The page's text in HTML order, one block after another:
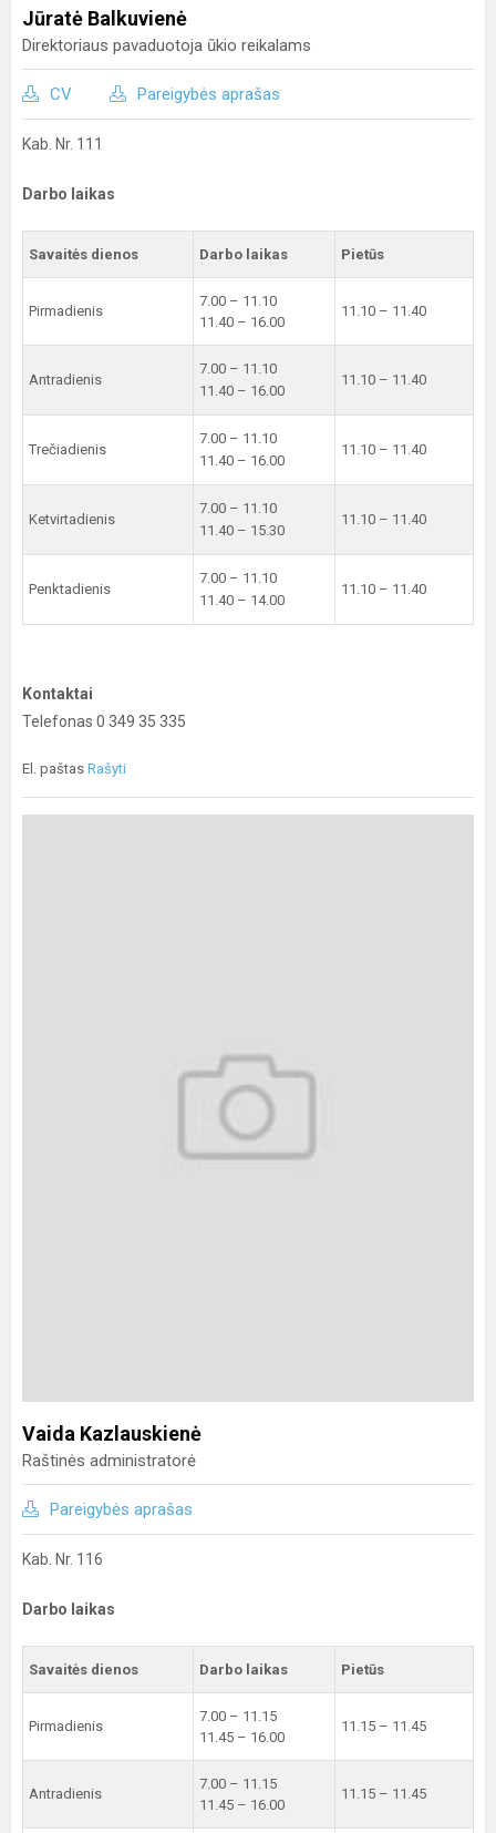
Jūratė Balkuvienė
Direktoriaus pavaduotoja ūkio reikalams
CV Pareigybės aprašas
Kab. Nr. 111
Darbo laikas
Savaitės dienos Darbo laikas Pietūs
Pirmadienis
7.00 – 11.10
11.40 – 16.00
11.10 – 11.40
Antradienis
7.00 – 11.10
11.40 – 16.00
11.10 – 11.40
Trečiadienis
7.00 – 11.10
11.40 – 16.00
11.10 – 11.40
Ketvirtadienis
7.00 – 11.10
11.40 – 15.30
11.10 – 11.40
Penktadienis
7.00 – 11.10
11.40 – 14.00
11.10 – 11.40
Kontaktai
Telefonas 0 349 35 335
El. paštas Rašyti
Vaida Kazlauskienė
Raštinės administratorė
Pareigybės aprašas
Kab. Nr. 116
Darbo laikas
Savaitės dienos Darbo laikas Pietūs
Pirmadienis
7.00 – 11.15
11.45 – 16.00
11.15 – 11.45
Antradienis
7.00 – 11.15
11.45 – 16.00
11.15 – 11.45